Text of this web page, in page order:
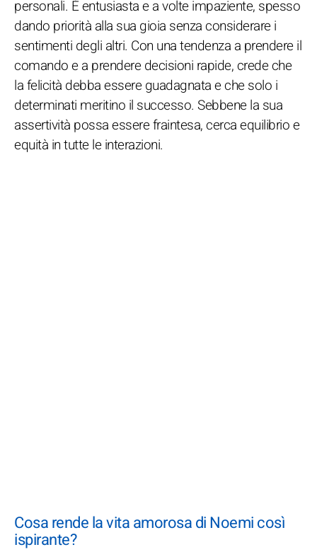
personali. È entusiasta e a volte impaziente, spesso
dando priorità alla sua gioia senza considerare i
sentimenti degli altri. Con una tendenza a prendere il
comando e a prendere decisioni rapide, crede che
la felicità debba essere guadagnata e che solo i
determinati meritino il successo. Sebbene la sua
assertività possa essere fraintesa, cerca equilibrio e
equità in tutte le interazioni.
Cosa rende la vita amorosa di Noemi così
ispirante?